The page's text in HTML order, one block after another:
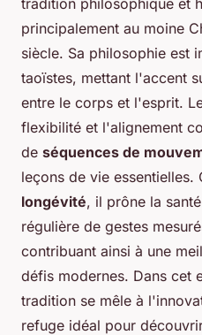
principalement au moine
siècle. Sa philosophie est
taoïstes, mettant l'accent
entre le corps et l'esprit.
flexibilité et l'alignement
de séquences de
leçons de vie essentielles.
longévité, il prône la
régulière de gestes
contribuant ainsi à une
défis modernes. Dans cet
tradition se mêle à
refuge idéal pour